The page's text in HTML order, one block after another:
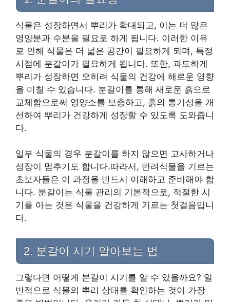
식물은 성장하면서 뿌리가 확대되고, 이는 더 많은
영양분과 수분을 필요로 하게 됩니다. 이러한 이유
로 인해 식물은 더 넓은 공간이 필요하게 되며, 특정
시점에 분갈이가 필요하게 됩니다. 또한, 과도하게
뿌리가 성장하면 오히려 식물의 건강에 해로운 영향
을 미칠 수 있습니다. 분갈이를 통해 새로운 흙으로
교체함으로써 영양소를 보충하고, 흙의 통기성을 개
선하여 뿌리가 건강하게 성장할 수 있도록 도와줍니
다.
일부 식물의 경우 분갈이를 하지 않으면 고사하거나
성장이 멈추기도 합니다.따라서, 반려식물을 기르는
초보자들은 이 과정을 반드시 이해하고 준비해야 합
니다. 분갈이는 식물 관리의 기본적으로, 적절한 시
기를 아는 것은 식물을 건강하게 기르는 첫걸음입니
다.
2. 분갈이 시기 알아보는 법
그렇다면 어떻게 분갈이 시기를 알 수 있을까요? 일
반적으로 식물의 뿌리 상태를 확인하는 것이 가장